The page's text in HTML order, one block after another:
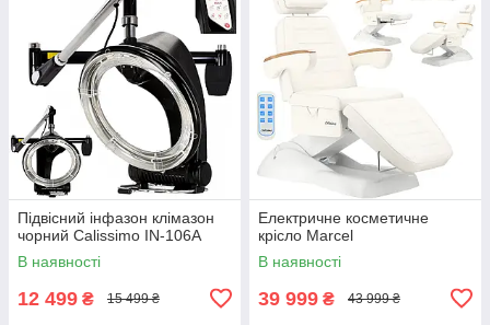
Підвісний інфазон клімазон
чорний Calissimo IN-106A
В наявності
12 499 ₴ 15 499 ₴
Електричне косметичне
крісло Marcel
В наявності
39 999 ₴ 43 999 ₴